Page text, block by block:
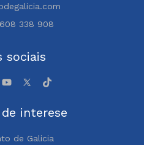
338 908
sociais
interese
de Galicia